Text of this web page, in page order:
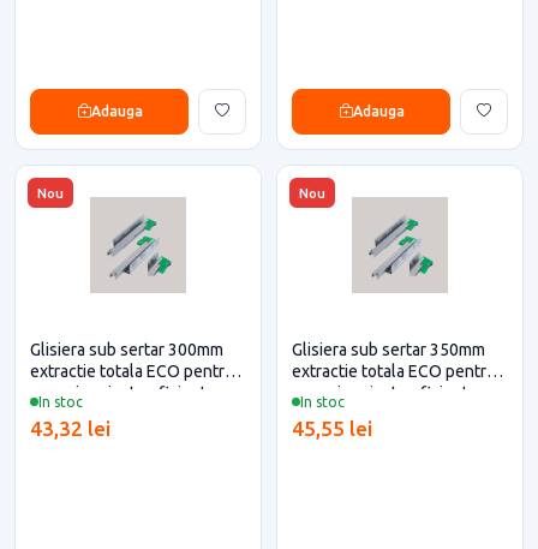
Adauga Adauga
Nou
In stoc
Glisiera sub sertar 300mm
extractie totala ECO pentru
casa si proiecte eficiente
43,32 lei
Nou
In stoc
Glisiera sub sertar 350mm
extractie totala ECO pentru
casa si proiecte eficiente
45,55 lei